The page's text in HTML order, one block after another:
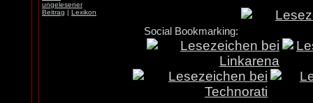
ungelesener
Beitrag | Lexikon
Social Bookmarking: